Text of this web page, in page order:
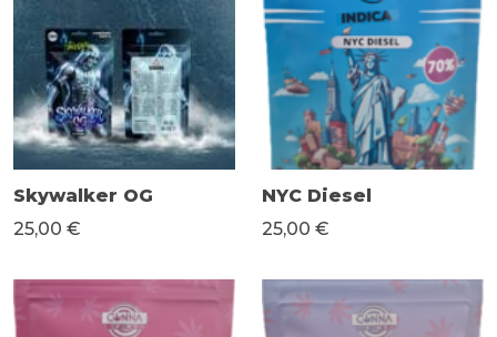
Skywalker OG
25,00 €
NYC Diesel
25,00 €